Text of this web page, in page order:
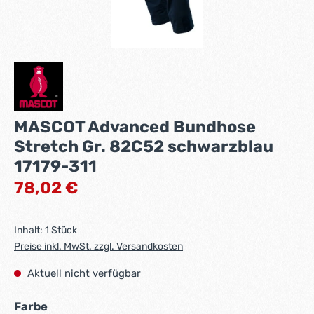
MASCOT Advanced Bundhose
Stretch Gr. 82C52 schwarzblau
17179-311
Regulärer Preis:
78,02 €
Inhalt: 1 Stück
Preise inkl. MwSt. zzgl. Versandkosten
Aktuell nicht verfügbar
Farbeauswählen